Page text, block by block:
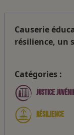
Causerie
résilience, un
Catégories :
Justice
Résilience